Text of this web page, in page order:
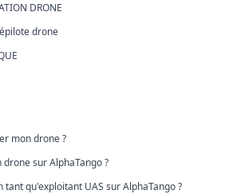
DRONE
drone
mon drone ?
sur AlphaTango ?
qu'exploitant UAS sur AlphaTango ?